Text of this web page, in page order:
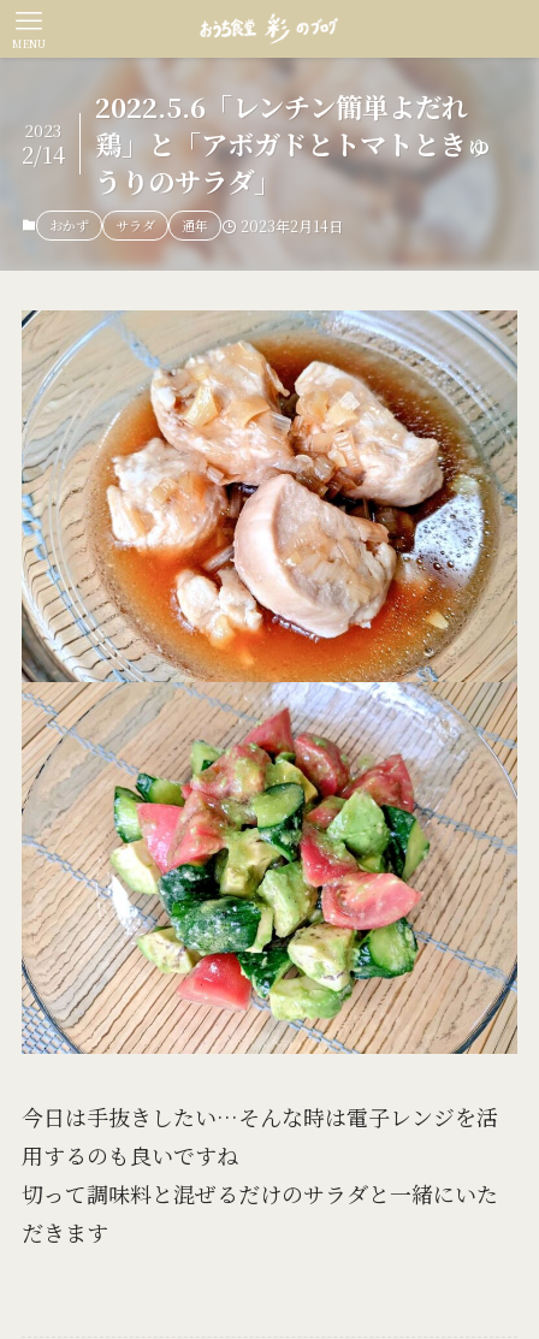
MENU
2022.5.6「レンチン簡単よだれ
鶏」と「アボガドとトマトときゅ
うりのサラダ」
2023
2/14
おかず サラダ 通年 2023年2月14日
今日は手抜きしたい…そんな時は電子レンジを活
用するのも良いですね
切って調味料と混ぜるだけのサラダと一緒にいた
だきます